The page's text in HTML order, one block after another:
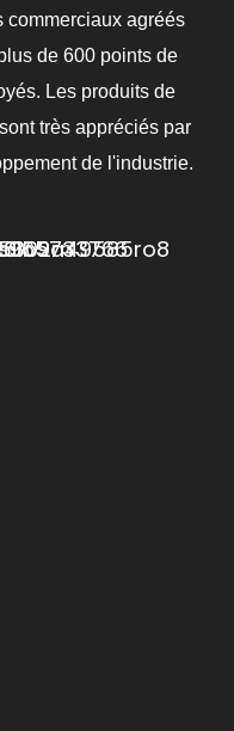
commerciaux agréés
de 600 points de
Les produits de
très appréciés par
de l'industrie.